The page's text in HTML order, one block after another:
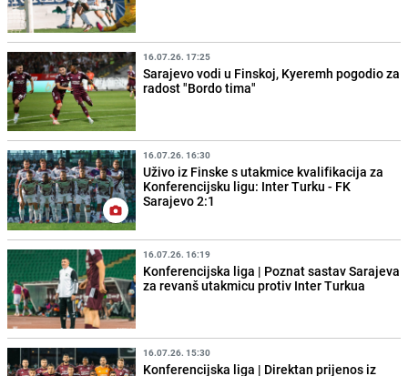
16.07.26. 17:25
Sarajevo vodi u Finskoj, Kyeremh pogodio za
radost "Bordo tima"
16.07.26. 16:30
Uživo iz Finske s utakmice kvalifikacija za
Konferencijsku ligu: Inter Turku - FK
Sarajevo 2:1
16.07.26. 16:19
Konferencijska liga | Poznat sastav Sarajeva
za revanš utakmicu protiv Inter Turkua
16.07.26. 15:30
Konferencijska liga | Direktan prijenos iz